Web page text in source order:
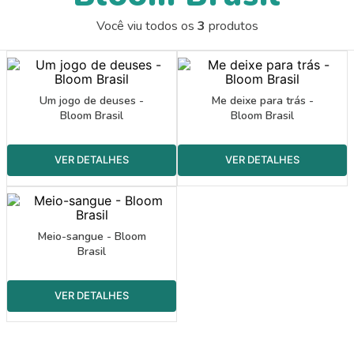
Você viu todos os 3 produtos
Um jogo de deuses -
Bloom Brasil
Me deixe para trás -
Bloom Brasil
Meio-sangue - Bloom
Brasil